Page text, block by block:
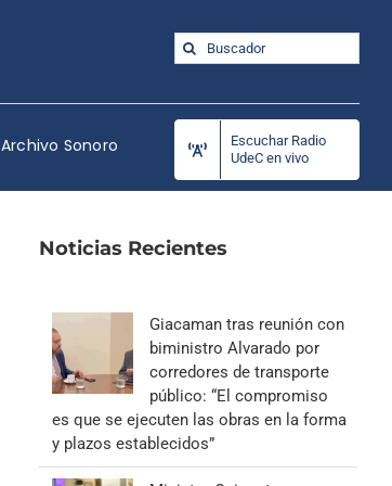
Buscar:
Archivo Sonoro
Escuchar Radio
UdeC en vivo
Noticias Recientes
Giacaman tras reunión con
biministro Alvarado por
corredores de transporte
público: “El compromiso
es que se ejecuten las obras en la forma
y plazos establecidos”